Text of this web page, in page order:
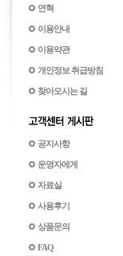
연혁
이용안내
이용약관
개인정보 취급방침
찾아오시는 길
공지사항
운영자에게
자료실
사용후기
상품문의
FAQ